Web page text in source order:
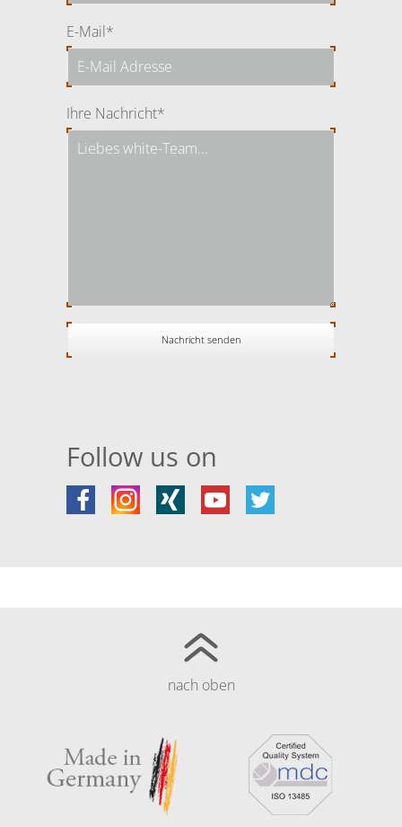
Pflichtfeld
E-Mail*
Pflichtfeld
Ihre Nachricht*
Follow us on
nach oben